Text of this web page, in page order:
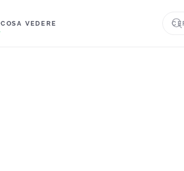
COSA VEDERE